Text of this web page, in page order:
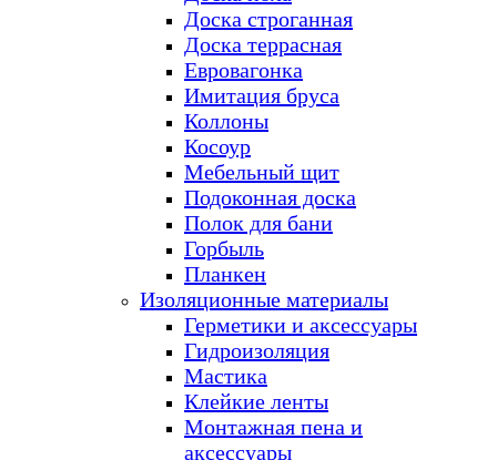
Доска строганная
Доска террасная
Евровагонка
Имитация бруса
Коллоны
Косоур
Мебельный щит
Подоконная доска
Полок для бани
Горбыль
Планкен
Изоляционные материалы
Герметики и аксессуары
Гидроизоляция
Мастика
Клейкие ленты
Монтажная пена и
аксессуары